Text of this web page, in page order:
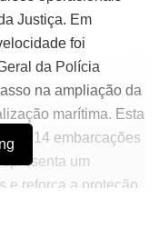
Justiça. Em
foi
da Polícia
na ampliação da
marítima. Esta
de 14 embarcações
um
e reforça a proteção